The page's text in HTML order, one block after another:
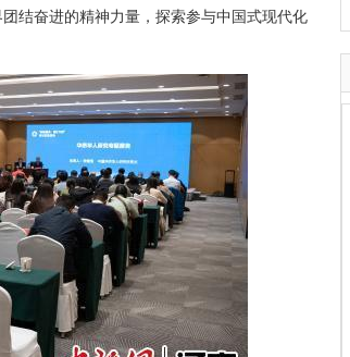
结奋进的精神力量，探索参与中国式现代化